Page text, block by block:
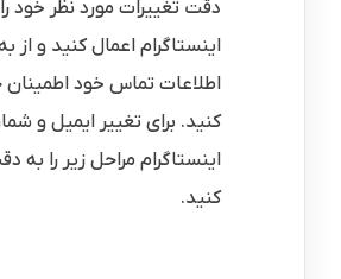
دقت تغییرات مورد نظر خود را
اینستاگرام اعمال کنید و از
اطلاعات تماس خود
کنید. برای تغییر ایمیل و
اینستاگرام مراحل زیر را به
کنید.